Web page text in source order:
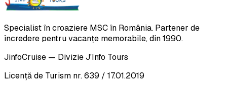
Specialist în croaziere MSC în România. Partener de
încredere pentru vacanțe memorabile, din 1990.
JinfoCruise — Divizie J'Info Tours
Licență de Turism nr. 639 / 17.01.2019